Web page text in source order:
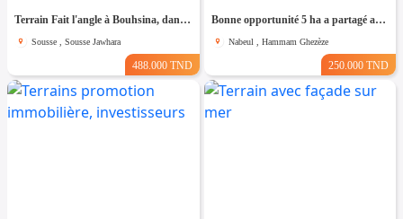
Terrain Fait l'angle à Bouhsina, dans un Quartier Résidentiel
Sousse , Sousse Jawhara
488.000 TND
Bonne opportunité 5 ha a partagé au cap bon
Nabeul , Hammam Ghezèze
250.000 TND